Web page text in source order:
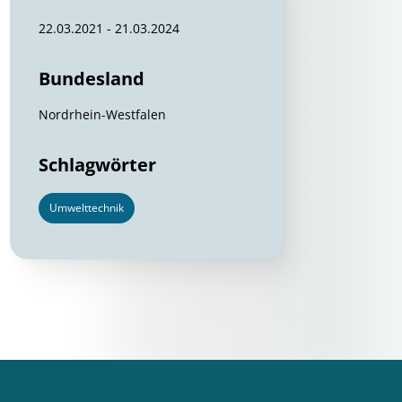
22.03.2021 - 21.03.2024
Bundesland
Nordrhein-Westfalen
Schlagwörter
Umwelttechnik